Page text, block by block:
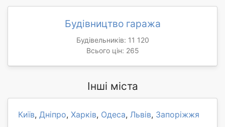
Будівництво гаража
Будівельників: 11 120
Всього цін: 265
Інші міста
Київ, Дніпро, Харків, Одеса, Львів, Запоріжжя